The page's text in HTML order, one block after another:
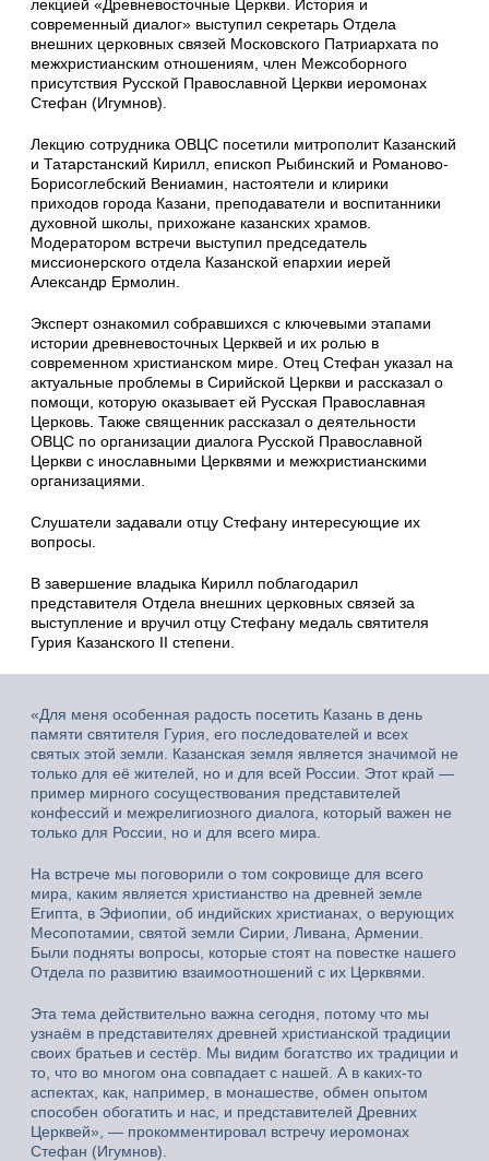
лекцией «Древневосточные Церкви. История и
современный диалог» выступил секретарь Отдела
внешних церковных связей Московского Патриархата по
межхристианским отношениям, член Межсоборного
присутствия Русской Православной Церкви иеромонах
Стефан (Игумнов).
Лекцию сотрудника ОВЦС посетили митрополит Казанский
и Татарстанский Кирилл, епископ Рыбинский и Романово-
Борисоглебский Вениамин, настоятели и клирики
приходов города Казани, преподаватели и воспитанники
духовной школы, прихожане казанских храмов.
Модератором встречи выступил председатель
миссионерского отдела Казанской епархии иерей
Александр Ермолин.
Эксперт ознакомил собравшихся с ключевыми этапами
истории древневосточных Церквей и их ролью в
современном христианском мире. Отец Стефан указал на
актуальные проблемы в Сирийской Церкви и рассказал о
помощи, которую оказывает ей Русская Православная
Церковь. Также священник рассказал о деятельности
ОВЦС по организации диалога Русской Православной
Церкви с инославными Церквями и межхристианскими
организациями.
Слушатели задавали отцу Стефану интересующие их
вопросы.
В завершение владыка Кирилл поблагодарил
представителя Отдела внешних церковных связей за
выступление и вручил отцу Стефану медаль святителя
Гурия Казанского II степени.
«Для меня особенная радость посетить Казань в день
памяти святителя Гурия, его последователей и всех
святых этой земли. Казанская земля является значимой не
только для её жителей, но и для всей России. Этот край —
пример мирного сосуществования представителей
конфессий и межрелигиозного диалога, который важен не
только для России, но и для всего мира.
На встрече мы поговорили о том сокровище для всего
мира, каким является христианство на древней земле
Египта, в Эфиопии, об индийских христианах, о верующих
Месопотамии, святой земли Сирии, Ливана, Армении.
Были подняты вопросы, которые стоят на повестке нашего
Отдела по развитию взаимоотношений с их Церквями.
Эта тема действительно важна сегодня, потому что мы
узнаём в представителях древней христианской традиции
своих братьев и сестёр. Мы видим богатство их традиции и
то, что во многом она совпадает с нашей. А в каких-то
аспектах, как, например, в монашестве, обмен опытом
способен обогатить и нас, и представителей Древних
Церквей», — прокомментировал встречу иеромонах
Стефан (Игумнов).